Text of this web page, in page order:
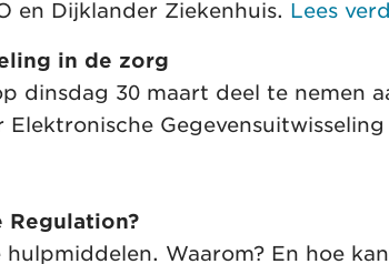
en Dijklander Ziekenhuis. Lees
in de zorg
dinsdag 30 maart deel te nemen
Regulation?
Waarom? En hoe